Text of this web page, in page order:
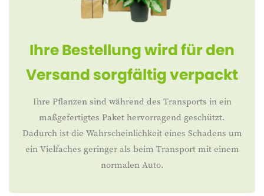
Ihre Bestellung wird für den
Versand sorgfältig verpackt
Ihre Pflanzen sind während des Transports in ein
maßgefertigtes Paket hervorragend geschützt.
Dadurch ist die Wahrscheinlichkeit eines Schadens um
ein Vielfaches geringer als beim Transport mit einem
normalen Auto.